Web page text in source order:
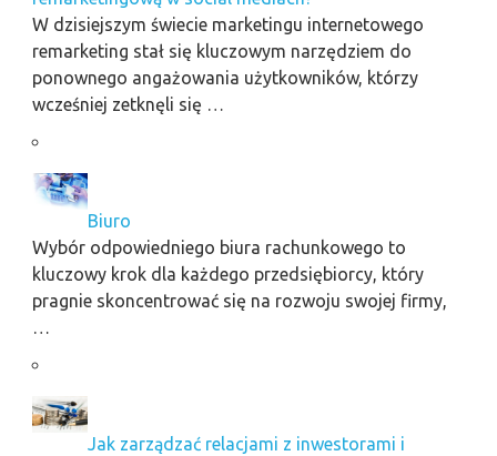
W dzisiejszym świecie marketingu internetowego
remarketing stał się kluczowym narzędziem do
ponownego angażowania użytkowników, którzy
wcześniej zetknęli się …
Biuro
Wybór odpowiedniego biura rachunkowego to
kluczowy krok dla każdego przedsiębiorcy, który
pragnie skoncentrować się na rozwoju swojej firmy,
…
Jak zarządzać relacjami z inwestorami i